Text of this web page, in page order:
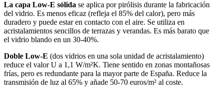
La capa Low-E sólida se aplica por pirólisis durante la fabricación
del vidrio. Es menos eficaz (refleja el 85% del calor), pero más
duradero y puede estar en contacto con el aire. Se utiliza en
acristalamientos sencillos de terrazas y verandas. Es más barato que
el vidrio blando en un 30-40%.
Doble Low-E (dos vidrios en una sola unidad de acristalamiento)
reduce el valor U a 1,1 W/m²K. Tiene sentido en zonas montañosas
frías, pero es redundante para la mayor parte de España. Reduce la
transmisión de luz al 65% y añade 50-70 euros/m² al coste.